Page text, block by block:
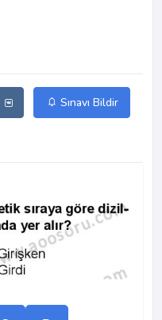
Sınavı Bildir